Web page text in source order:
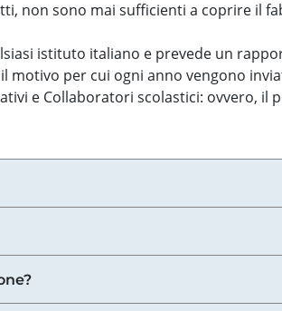
non sono mai sufficienti a coprire il
istituto italiano e prevede un
per cui ogni anno vengono
e Collaboratori scolastici: ovvero,